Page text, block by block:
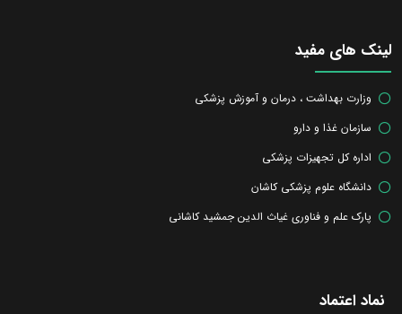
لینک های مفید
وزارت بهداشت ، درمان و آموزش پزشکی
سازمان غذا و دارو
اداره کل تجهیزات پزشکی
دانشگاه علوم پزشکی کاشان
پارک علم و فناوری غیاث الدین جمشید کاشانی
نماد اعتماد